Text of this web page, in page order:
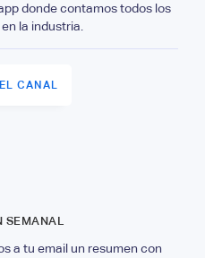
donde contamos todos los
la industria.
CANAL
SEMANAL
a tu email un resumen con